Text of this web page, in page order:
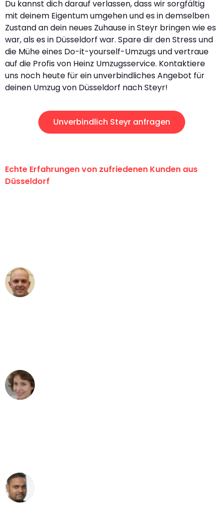
Du kannst dich darauf verlassen, dass wir sorgfältig
mit deinem Eigentum umgehen und es in demselben
Zustand an dein neues Zuhause in Steyr bringen wie es
war, als es in Düsseldorf war. Spare dir den Stress und
die Mühe eines Do-it-yourself-Umzugs und vertraue
auf die Profis von Heinz Umzugsservice. Kontaktiere
uns noch heute für ein unverbindliches Angebot für
deinen Umzug von Düsseldorf nach Steyr!
Unverbindlich Steyr anfragen
Echte Erfahrungen von zufriedenen Kunden aus
Düsseldorf